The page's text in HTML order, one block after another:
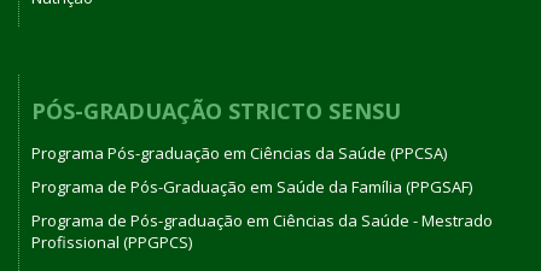
PÓS-GRADUAÇÃO STRICTO SENSU
Programa Pós-graduação em Ciências da Saúde (PPCSA)
Programa de Pós-Graduação em Saúde da Família (PPGSAF)
Programa de Pós-graduação em Ciências da Saúde - Mestrado
Profissional (PPGPCS)